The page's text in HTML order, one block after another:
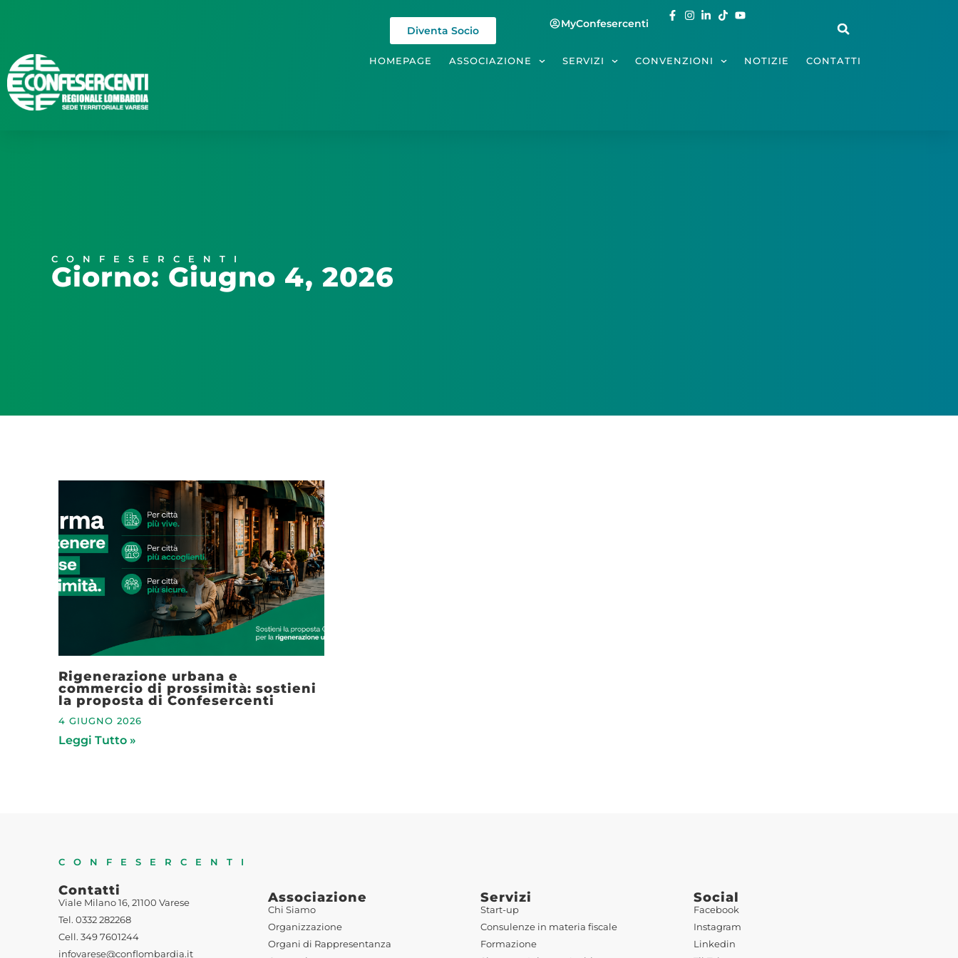
Diventa Socio
MyConfesercenti
HOMEPAGE ASSOCIAZIONE SERVIZI CONVENZIONI NOTIZIE CONTATTI
CONFESERCENTI
Giorno: Giugno 4, 2026
Rigenerazione urbana e
commercio di prossimità: sostieni
la proposta di Confesercenti
4 GIUGNO 2026
Leggi Tutto »
CONFESERCENTI
Contatti
Viale Milano 16, 21100 Varese
Tel. 0332 282268
Cell. 349 7601244
infovarese@conflombardia.it
Associazione
Chi Siamo
Organizzazione
Organi di Rappresentanza
Servizi
Start-up
Consulenze in materia fiscale
Formazione
Social
Facebook
Instagram
Linkedin